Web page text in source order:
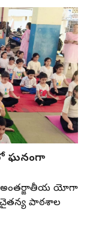
ఘనంగా
అంతర్జాతీయ యోగా
పాఠశాల